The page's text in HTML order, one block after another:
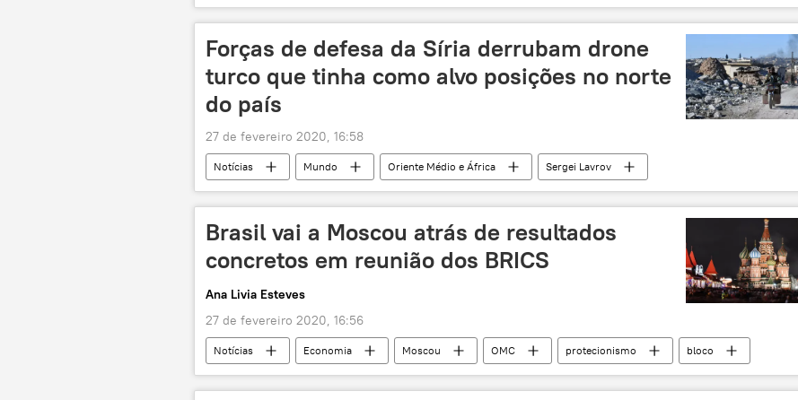
Ministério da Saúde
Forças de defesa da Síria derrubam drone
turco que tinha como alvo posições no norte
do país
27 de fevereiro 2020, 16:58
Notícias Mundo Oriente Médio e África
Sergei Lavrov
Recep Tayyip Erdogan
Idlib Ancara guerra conflito
drone
Brasil vai a Moscou atrás de resultados
concretos em reunião dos BRICS
Ana Livia Esteves
27 de fevereiro 2020, 16:56
Notícias Economia Moscou OMC protecionismo
bloco
Notícias do Brasil
China Índia Vladimir Putin
BRICS